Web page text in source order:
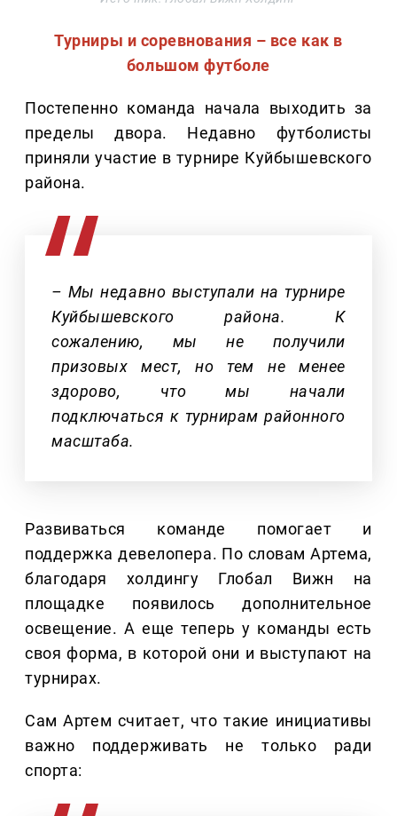
Турниры и соревнования – все как в
большом футболе
Постепенно команда начала выходить за
пределы двора. Недавно футболисты
приняли участие в турнире Куйбышевского
района.
– Мы недавно выступали на турнире
Куйбышевского района. К
сожалению, мы не получили
призовых мест, но тем не менее
здорово, что мы начали
подключаться к турнирам районного
масштаба.
Развиваться команде помогает и
поддержка девелопера. По словам Артема,
благодаря холдингу Глобал Вижн на
площадке появилось дополнительное
освещение. А еще теперь у команды есть
своя форма, в которой они и выступают на
турнирах.
Сам Артем считает, что такие инициативы
важно поддерживать не только ради
спорта: